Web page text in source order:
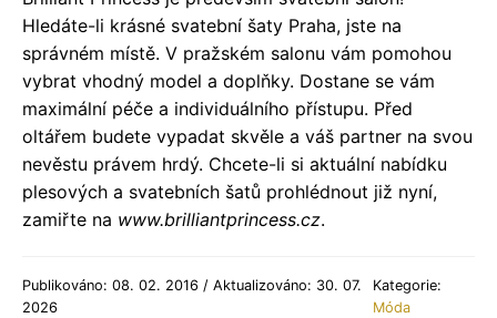
Hledáte-li krásné svatební šaty Praha, jste na
správném místě. V pražském salonu vám pomohou
vybrat vhodný model a doplňky. Dostane se vám
maximální péče a individuálního přístupu. Před
oltářem budete vypadat skvěle a váš partner na svou
nevěstu právem hrdý. Chcete-li si aktuální nabídku
plesových a svatebních šatů prohlédnout již nyní,
zamiřte na www.brilliantprincess.cz.
Publikováno: 08. 02. 2016 / Aktualizováno: 30. 07.
2026
Kategorie:
Móda